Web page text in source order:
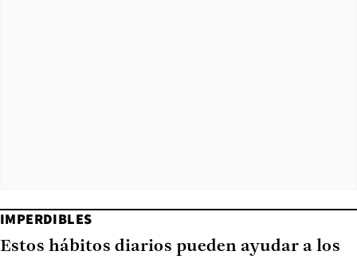
IMPERDIBLES
Estos hábitos diarios pueden ayudar a los